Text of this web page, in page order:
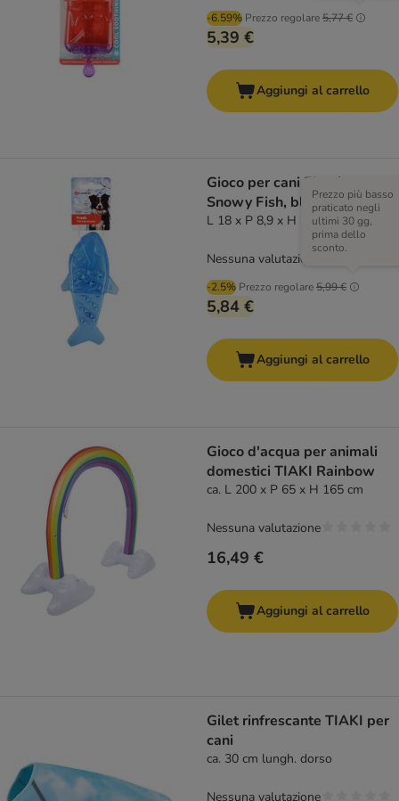
-6.59% Prezzo regolare5,77 €
5,39 €
Aggiungi al carrello
Gioco per cani Flamingo
Snowy Fish, blu
L 18 x P 8,9 x H 3,9 cm
-2.5% Prezzo regolare5,99 €
Prezzo più basso
praticato negli
ultimi 30 gg,
prima dello
sconto.
5,84 €
Nessuna valutazione
Aggiungi al carrello
Gioco d'acqua per animali
domestici TIAKI Rainbow
ca. L 200 x P 65 x H 165 cm
16,49 €
Nessuna valutazione
Aggiungi al carrello
Gilet rinfrescante TIAKI per
cani
ca. 30 cm lungh. dorso
Nessuna valutazione